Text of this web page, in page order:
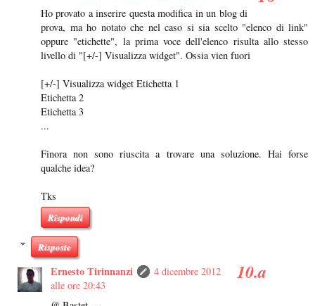
Ho provato a inserire questa modifica in un blog di
prova, ma ho notato che nel caso si sia scelto "elenco di link"
oppure "etichette", la prima voce dell'elenco risulta allo stesso
livello di "[+/-] Visualizza widget". Ossia vien fuori
[+/-] Visualizza widget Etichetta 1
Etichetta 2
Etichetta 3
...
Finora non sono riuscita a trovare una soluzione. Hai forse
qualche idea?
Tks
Rispondi
Risposte
Ernesto Tirinnanzi
4 dicembre 2012
alle ore 20:43